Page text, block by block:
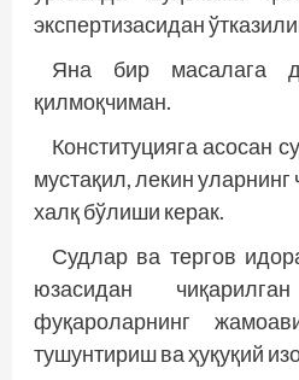
экспертизасидан
Яна бир масалага
қилмоқчиман.
Конституцияга асосан
мустақил, лекин
халқ бўлиши керак.
Судлар ва тергов
юзасидан
фуқароларнинг
тушунтириш ва ҳуқуқий